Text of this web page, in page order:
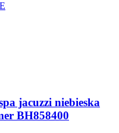
jacuzzi niebieska
BH858400